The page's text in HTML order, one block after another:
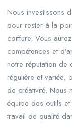
Nous investissons
pour rester à la
coiffure. Vous
compétences et
notre réputation de
régulière et variée,
de créativité. Nous
équipe des outils
travail de qualité